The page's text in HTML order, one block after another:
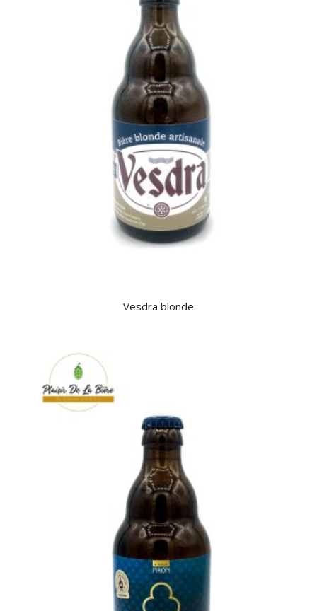
Vesdra blonde